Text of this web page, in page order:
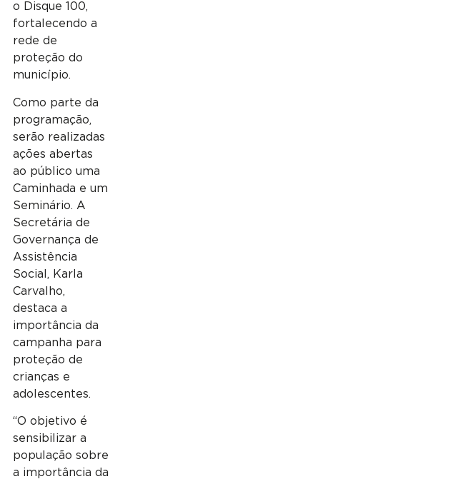
o Disque 100,
fortalecendo a
rede de
proteção do
município.
Como parte da
programação,
serão realizadas
ações abertas
ao público uma
Caminhada e um
Seminário. A
Secretária de
Governança de
Assistência
Social, Karla
Carvalho,
destaca a
importância da
campanha para
proteção de
crianças e
adolescentes.
“O objetivo é
sensibilizar a
população sobre
a importância da